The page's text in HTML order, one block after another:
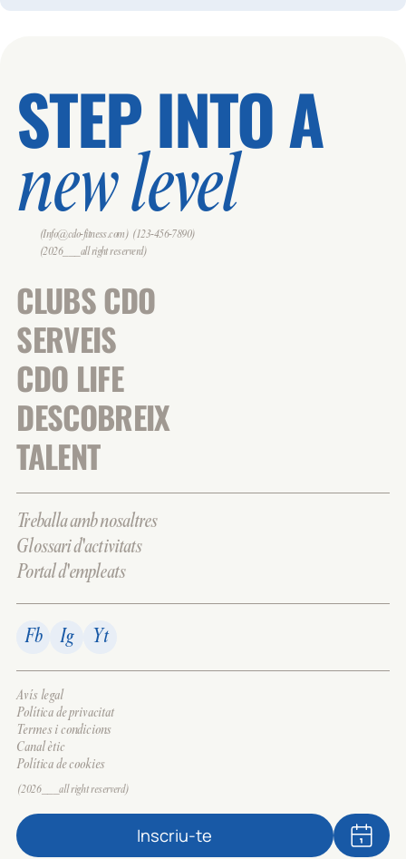
Inscriu-te
STEP INTO A
new level
(Info@cdo-fitness.com) (123-456-7890)
(2026___all right reserverd)
CLUBS CDO
SERVEIS
CDO LIFE
DESCOBREIX
TALENT
Treballa amb nosaltres
Glossari d'activitats
Portal d'empleats
Fb Ig Yt
Avís legal
Política de privacitat
Termes i condicions
Canal ètic
Política de cookies
(2026___all right reserverd)